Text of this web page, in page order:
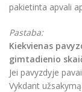
pakietinta apvali
Pastaba:
Kiekvienas
gimtadienio
Jei pavyzdyje
Vykdant